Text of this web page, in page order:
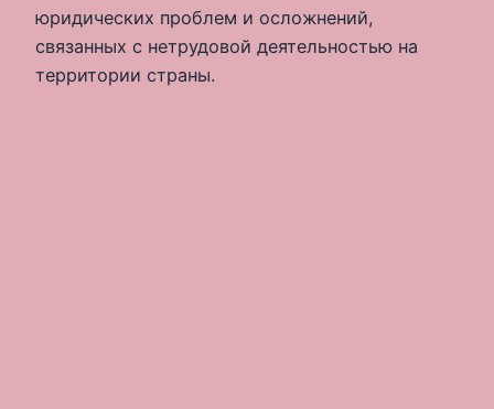
юридических проблем и осложнений,
связанных с нетрудовой деятельностью на
территории страны.